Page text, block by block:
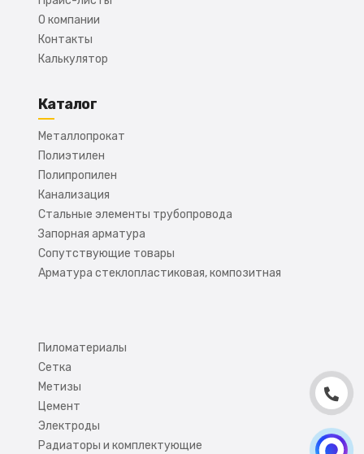
О компании
Контакты
Калькулятор
Каталог
Металлопрокат
Полиэтилен
Полипропилен
Канализация
Стальные элементы трубопровода
Запорная арматура
Сопутствующие товары
Арматура стеклопластиковая, композитная
Пиломатериалы
Сетка
Метизы
Цемент
Электроды
Радиаторы и комплектующие